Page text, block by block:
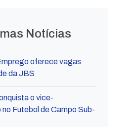
Notícias
oferece vagas
da JBS
o vice-
Futebol de Campo Sub-